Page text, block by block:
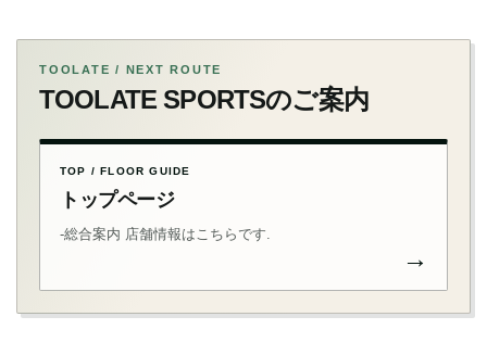
TOOLATE / NEXT ROUTE
TOOLATE SPORTSのご案内
TOP / FLOOR GUIDE
トップページ
-総合案内 店舗情報はこちらです.
→